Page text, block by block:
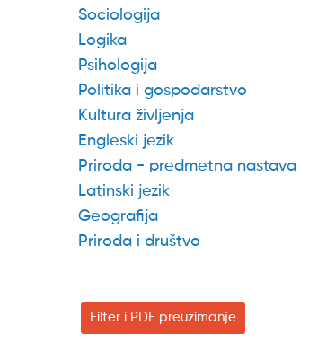
Sociologija
Logika
Psihologija
Politika i gospodarstvo
Kultura življenja
Engleski jezik
Priroda - predmetna nastava
Latinski jezik
Geografija
Priroda i društvo
Filter i PDF preuzimanje